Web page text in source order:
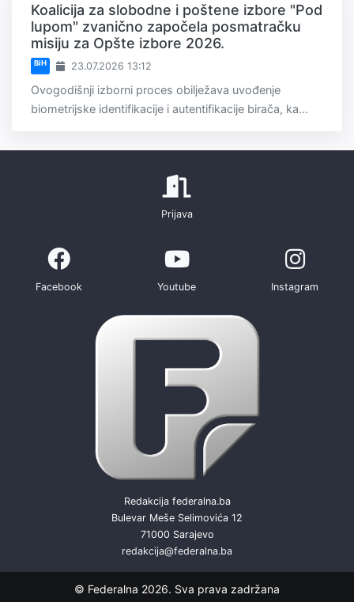
Koalicija za slobodne i poštene izbore "Pod
lupom" zvanično započela posmatračku
misiju za Opšte izbore 2026.
BiH 23.07.2026 13:12
Ovogodišnji izborni proces obilježava uvođenje
biometrijske identifikacije i autentifikacije birača, ka...
Prijava
Facebook Youtube Instagram
Redakcija federalna.ba
Bulevar Meše Selimovića 12
71000 Sarajevo
redakcija@federalna.ba
© Federalna 2026. Sva prava zadržana